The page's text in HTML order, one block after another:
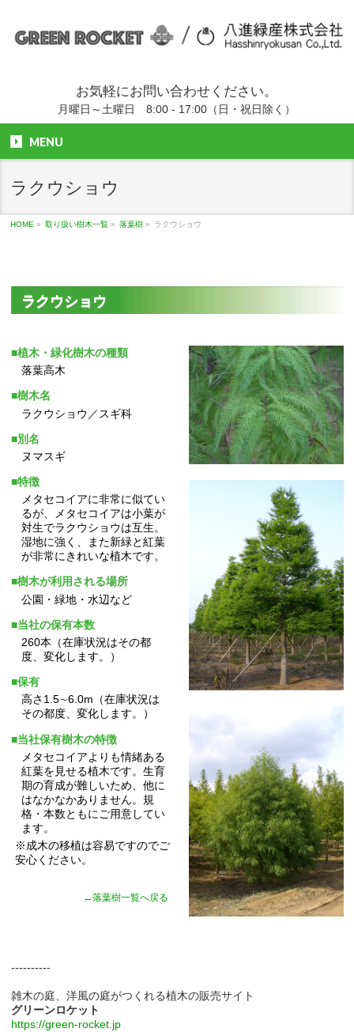
お気軽にお問い合わせください。
月曜日～土曜日 8:00 - 17:00（日・祝日除く）
MENU
ラクウショウ
HOME » 取り扱い樹木一覧 » 落葉樹 » ラクウショウ
ラクウショウ
■植木・緑化樹木の種類
落葉高木
■樹木名
ラクウショウ／スギ科
■別名
ヌマスギ
■特徴
メタセコイアに非常に似てい
るが、メタセコイアは小葉が
対生でラクウショウは互生。
湿地に強く、また新緑と紅葉
が非常にきれいな植木です。
■樹木が利用される場所
公園・緑地・水辺など
■当社の保有本数
260本（在庫状況はその都
度、変化します。）
■保有
高さ1.5∼6.0m（在庫状況は
その都度、変化します。）
■当社保有樹木の特徴
メタセコイアよりも情緒ある
紅葉を見せる植木です。生育
期の育成が難しいため、他に
はなかなかありません。規
格・本数ともにご用意してい
ます。
※成木の移植は容易ですのでご
安心ください。
←落葉樹一覧へ戻る
----------
雑木の庭、洋風の庭がつくれる植木の販売サイト
グリーンロケット
https://green-rocket.jp